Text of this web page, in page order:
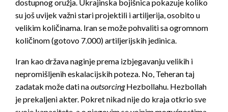
dostupnog oružja. Ukrajinska bojišnica pokazuje koliko
su još uvijek važni stari projektili i artiljerija, osobito u
velikim količinama. Iran se može pohvaliti sa ogromnom
količinom (gotovo 7.000) artiljerijskih jedinica.
Iran kao država naginje prema izbjegavanju velikih i
nepromišljenih eskalacijskih poteza. No, Teheran taj
zadatak može dati naoutsorcingHezbollahu. Hezbollah
je prekaljeni akter. Pokret nikad nije do kraja otkrio sve